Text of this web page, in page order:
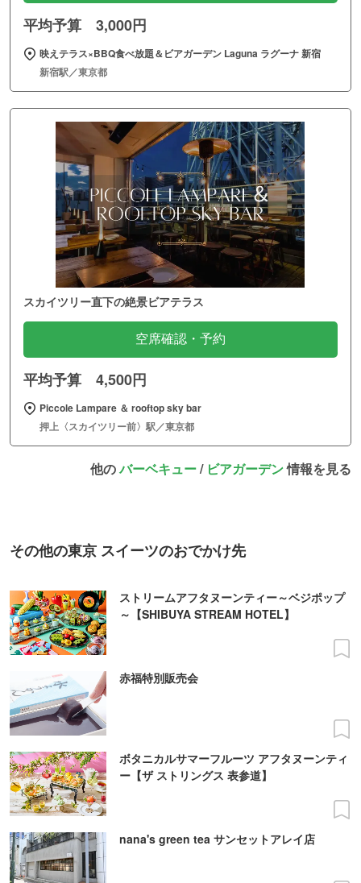
平均予算 3,000円
映えテラス×BBQ食べ放題＆ビアガーデン Laguna ラグーナ 新宿
新宿駅／東京都
スカイツリー直下の絶景ビアテラス
空席確認・予約
平均予算 4,500円
Piccole Lampare ＆ rooftop sky bar
押上〈スカイツリー前〉駅／東京都
他のバーベキュー/ ビアガーデン情報を見る
その他の東京 スイーツのおでかけ先
ストリームアフタヌーンティー～ベジポップ
～【SHIBUYA STREAM HOTEL】
赤福特別販売会
ボタニカルサマーフルーツ アフタヌーンティ
ー【ザ ストリングス 表参道】
nana's green tea サンセットアレイ店